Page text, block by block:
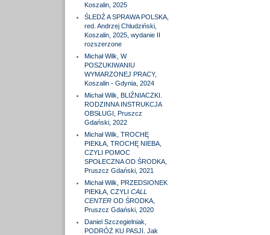
Koszalin, 2025
ŚLEDŹ A SPRAWA POLSKA,
red. Andrzej Chludziński,
Koszalin, 2025, wydanie II
rozszerzone
Michał Wilk, W
POSZUKIWANIU
WYMARZONEJ PRACY,
Koszalin - Gdynia, 2024
Michał Wilk, BLIŹNIACZKI.
RODZINNA INSTRUKCJA
OBSŁUGI, Pruszcz
Gdański, 2022
Michał Wilk, TROCHĘ
PIEKŁA, TROCHĘ NIEBA,
CZYLI POMOC
SPOŁECZNA OD ŚRODKA,
Pruszcz Gdański, 2021
Michał Wilk, PRZEDSIONEK
PIEKŁA, CZYLI CALL
CENTEROD ŚRODKA,
Pruszcz Gdański, 2020
Daniel Szczegielniak,
PODRÓŻ KU PASJI. Jak